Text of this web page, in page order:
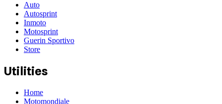
Auto
Autosprint
Inmoto
Motosprint
Guerin Sportivo
Store
Utilities
Home
Motomondiale